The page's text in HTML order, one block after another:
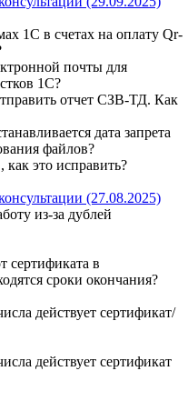
1С в счетах на оплату Qr-
почты для
1C?
отчет СЗВ-ТД. Как
дата запрета
файлов?
это исправить?
(27.08.2025)
из-за дублей
сертификата в
сроки окончания?
действует сертификат/
действует сертификат